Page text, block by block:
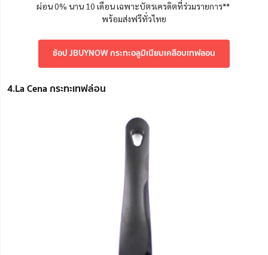
ผ่อน 0% นาน 10 เดือน เฉพาะบัตรเครดิตที่ร่วมรายการ**
พร้อมส่งฟรีทั่วไทย
ช้อป JBUYNOW กระทะอลูมิเนียมเคลือบเทฟลอน
4.La Cena กระทะเทฟล่อน